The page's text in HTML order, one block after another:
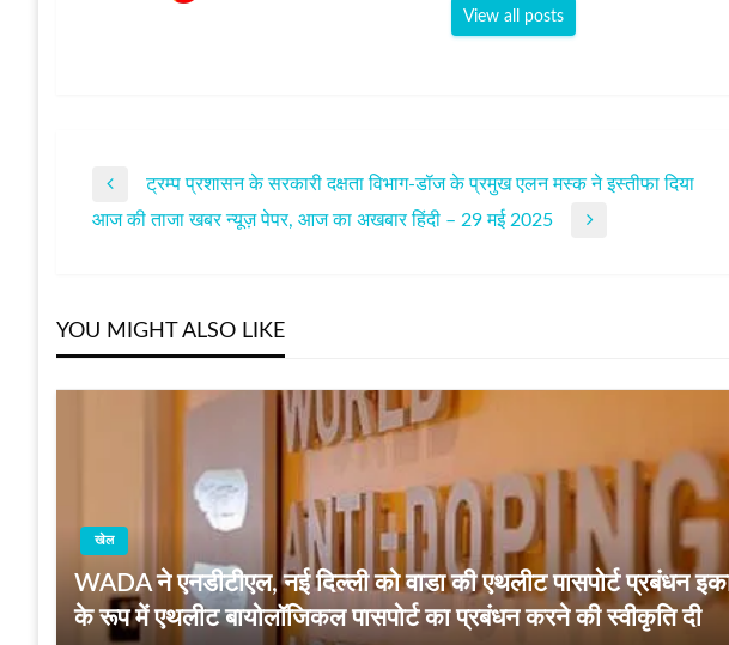
View all posts
पोस्ट
Previous
Post
ट्रम्प प्रशासन के सरकारी दक्षता विभाग-डॉज के प्रमुख एलन मस्क ने इस्तीफा दिया
Next
आज की ताजा खबर न्यूज़ पेपर, आज का अखबार हिंदी – 29 मई 2025
YOU MIGHT ALSO LIKE
खेल
WADA ने एनडीटीएल, नई दिल्ली को वाडा की एथलीट पासपोर्ट प्रबंधन
के रूप में एथलीट बायोलॉजिकल पासपोर्ट का प्रबंधन करने की स्‍वीकृति दी